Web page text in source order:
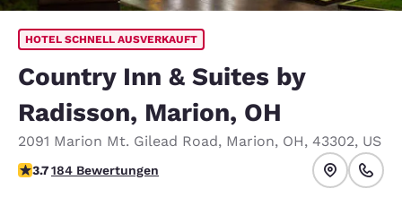
HOTEL SCHNELL AUSVERKAUFT
Country Inn & Suites by
Radisson, Marion, OH
2091 Marion Mt. Gilead Road, Marion, OH, 43302, US
3.67-Sterne-Bewertung. Gut.
3.7184 Bewertungen